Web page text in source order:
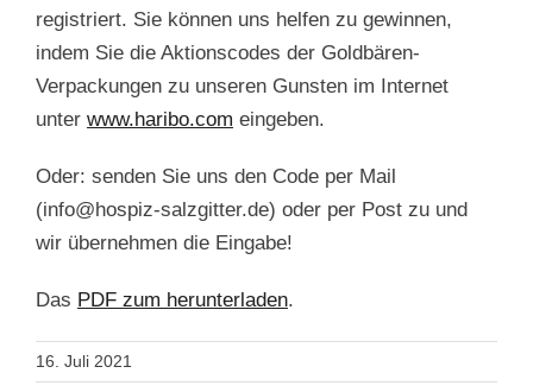
registriert. Sie können uns helfen zu gewinnen,
indem Sie die Aktionscodes der Goldbären-
Verpackungen zu unseren Gunsten im Internet
unter www.haribo.com eingeben.
Oder: senden Sie uns den Code per Mail
(info@hospiz-salzgitter.de) oder per Post zu und
wir übernehmen die Eingabe!
Das PDF zum herunterladen.
16. Juli 2021